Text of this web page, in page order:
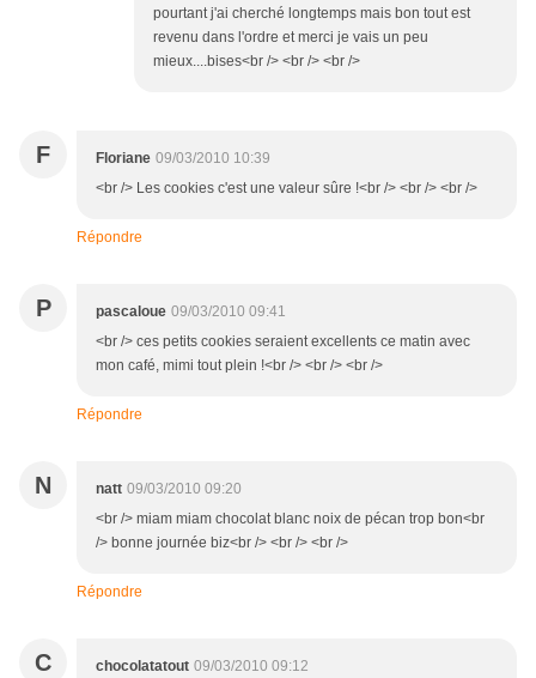
pourtant j'ai cherché longtemps mais bon tout est
revenu dans l'ordre et merci je vais un peu
mieux....bises<br /> <br /> <br />
F Floriane 09/03/2010 10:39
<br /> Les cookies c'est une valeur sûre !<br /> <br /> <br />
Répondre
P pascaloue 09/03/2010 09:41
<br /> ces petits cookies seraient excellents ce matin avec
mon café, mimi tout plein !<br /> <br /> <br />
Répondre
N natt 09/03/2010 09:20
<br /> miam miam chocolat blanc noix de pécan trop bon<br
/> bonne journée biz<br /> <br /> <br />
Répondre
C chocolatatout 09/03/2010 09:12